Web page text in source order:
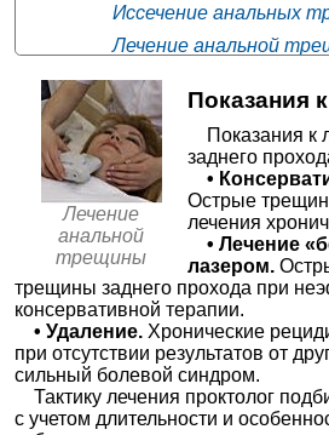
МедЦентрСервис в Митино
Москва; ул. Митинская, д. 28, корп. 3;
+7(499..показать
10000₽
Юнион Клиник на Марата
Санкт-Петербург; ул. Марата, д. 69-71;
+7(499..показать
13000₽
МЦ Вимед на Краснолесья
Екатеринбург; ул. Краснолесья, д. 76 ;
+7(343..показать
19800-20000₽
СМ-Клиника на Выборгском
Санкт-Петербург; Выборгское шоссе, д.
Просвещения
+7(499..показать
Иссечение анальных
Лечение анальной
Радиоволновое лечение
трещины
✚Операции анальной области
✚Удаление образований
Лечение
анальной
трещины
Показания
Показания к
заднего
•
Острые
лечения
• Лечение
лазером.
трещины заднего прохода при
консервативной терапии.
• Удаление. Хронические
при отсутствии результатов от
сильный болевой синдром.
Тактику лечения проктолог
с учетом длительности и